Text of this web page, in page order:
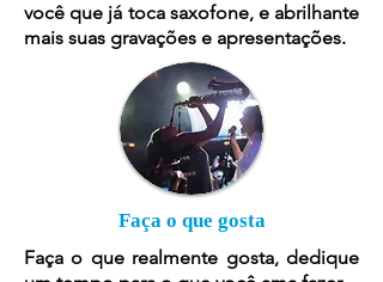
você que já toca saxofone, e abrilhante
mais suas gravações e apresentações.
Faça o que gosta
Faça o que realmente gosta, dedique